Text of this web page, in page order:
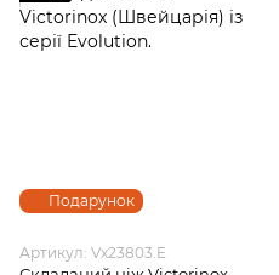
Подарунок
Артикул: Vx23803.E